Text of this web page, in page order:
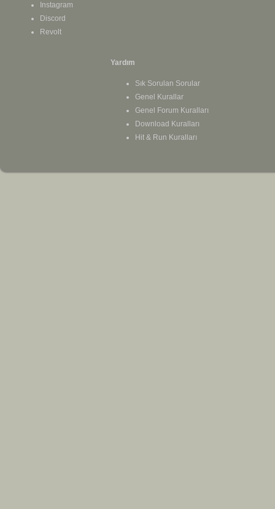
Instagram
Discord
Revolt
Yardım
Sık Sorulan Sorular
Genel Kurallar
Genel Forum Kuralları
Download Kuralları
Hit & Run Kuralları